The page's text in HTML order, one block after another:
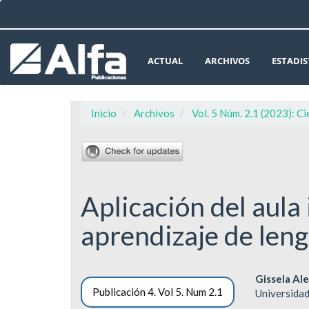
principal
Barra
lateral
ACTUAL ARCHIVOS
Inicio Archivos Vol. 5 Núm. 2.1 (2023):
Aplicación del
aprendizaje de
Barra
Publicación 4. Vol 5. Num 2.1
Gissela